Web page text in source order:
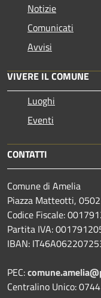
Notizie
Comunicati
Avvisi
VIVERE IL COMUNE
Luoghi
Eventi
CONTATTI
Comune di Amelia
Piazza Matteotti,
Codice Fiscale:
Partita IVA:
IBAN:
PEC:
Centralino Unico: